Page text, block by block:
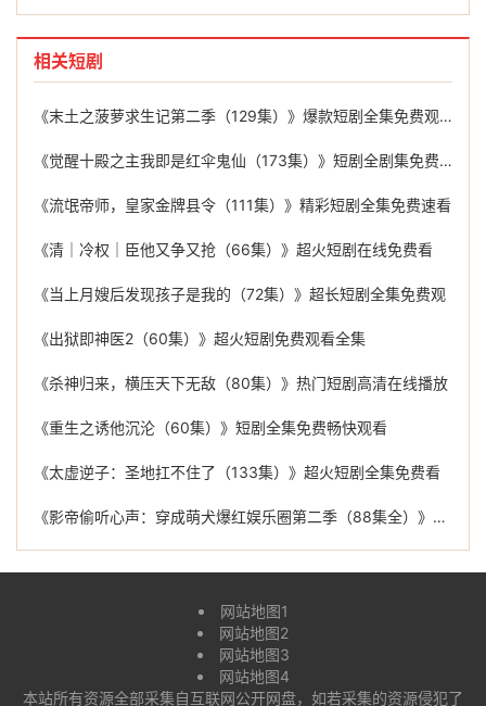
相关短剧
《末土之菠萝求生记第二季（129集）》爆款短剧全集免费观看
《觉醒十殿之主我即是红伞鬼仙（173集）》短剧全剧集免费在线追
《流氓帝师，皇家金牌县令（111集）》精彩短剧全集免费速看
《清｜冷权｜臣他又争又抢（66集）》超火短剧在线免费看
《当上月嫂后发现孩子是我的（72集）》超长短剧全集免费观
《出狱即神医2（60集）》超火短剧免费观看全集
《杀神归来，横压天下无敌（80集）》热门短剧高清在线播放
《重生之诱他沉沦（60集）》短剧全集免费畅快观看
《太虚逆子：圣地扛不住了（133集）》超火短剧全集免费看
《影帝偷听心声：穿成萌犬爆红娱乐圈第二季（88集全）》免费短剧全集随心看
网站地图1
网站地图2
网站地图3
网站地图4
本站所有资源全部采集自互联网公开网盘，如若采集的资源侵犯了